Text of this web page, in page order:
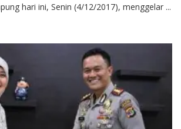
hari ini, Senin (4/12/2017), menggelar ...